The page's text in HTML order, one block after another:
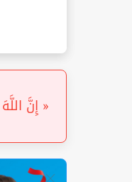
« إِنَّ